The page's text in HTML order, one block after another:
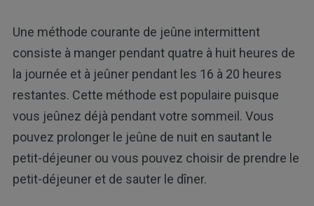
Une méthode courante de jeûne intermittent
consiste à manger pendant quatre à huit heures de
la journée et à jeûner pendant les 16 à 20 heures
restantes. Cette méthode est populaire puisque
vous jeûnez déjà pendant votre sommeil. Vous
pouvez prolonger le jeûne de nuit en sautant le
petit-déjeuner ou vous pouvez choisir de prendre le
petit-déjeuner et de sauter le dîner.